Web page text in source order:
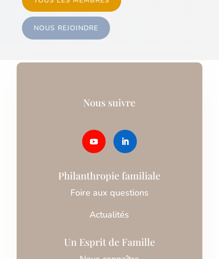
NOUS REJOINDRE
Nous suivre
Philanthropie familiale
Foire aux questions
Actualités
Un Esprit de Famille